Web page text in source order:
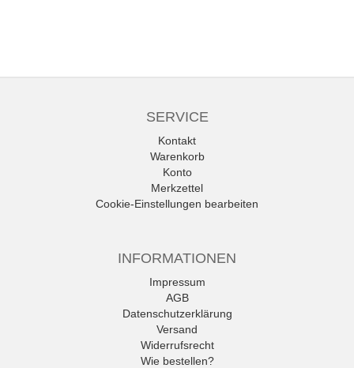
SERVICE
Kontakt
Warenkorb
Konto
Merkzettel
Cookie-Einstellungen bearbeiten
INFORMATIONEN
Impressum
AGB
Datenschutzerklärung
Versand
Widerrufsrecht
Wie bestellen?